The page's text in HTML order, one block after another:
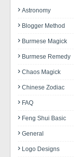
Astronomy
Blogger Method
Burmese Magick
Burmese Remedy
Chaos Magick
Chinese Zodiac
FAQ
Feng Shui Basic
General
Logo Designs